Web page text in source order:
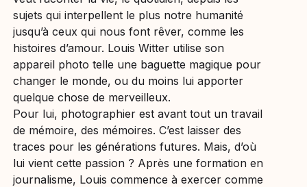
sujets qui interpellent le plus notre humanité
jusqu’à ceux qui nous font rêver, comme les
histoires d’amour. Louis Witter utilise son
appareil photo telle une baguette magique pour
changer le monde, ou du moins lui apporter
quelque chose de merveilleux.
Pour lui, photographier est avant tout un travail
de mémoire, des mémoires. C’est laisser des
traces pour les générations futures. Mais, d’où
lui vient cette passion ? Après une formation en
journalisme, Louis commence à exercer comme